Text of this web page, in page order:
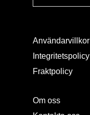
Användarvillkor
Integritetspolicy
Fraktpolicy
Om oss